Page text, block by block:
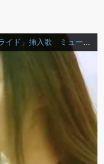
Chelsy 1st single 「I will」アニメ「アオハライド」挿入歌 ミュージックビデオ